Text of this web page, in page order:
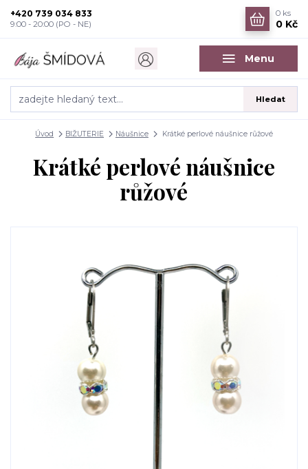
Menu
Hledat
+420 739 034 833
9:00 - 20:00 (PO - NE)
0 ks
0 Kč
Úvod BIŽUTERIE Náušnice Krátké perlové náušnice růžové
Krátké perlové náušnice
růžové